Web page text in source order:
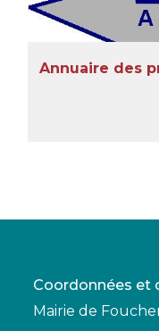
Annuaire des
Coordonnées et
Mairie de